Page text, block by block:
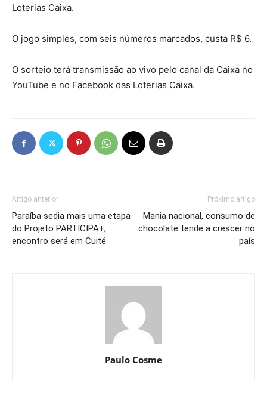
Loterias Caixa.
O jogo simples, com seis números marcados, custa R$ 6.
O sorteio terá transmissão ao vivo pelo canal da Caixa no
YouTube e no Facebook das Loterias Caixa.
Artigo anterior
Paraíba sedia mais uma etapa
do Projeto PARTICIPA+;
encontro será em Cuité
Próximo artigo
Mania nacional, consumo de
chocolate tende a crescer no
país
Paulo Cosme